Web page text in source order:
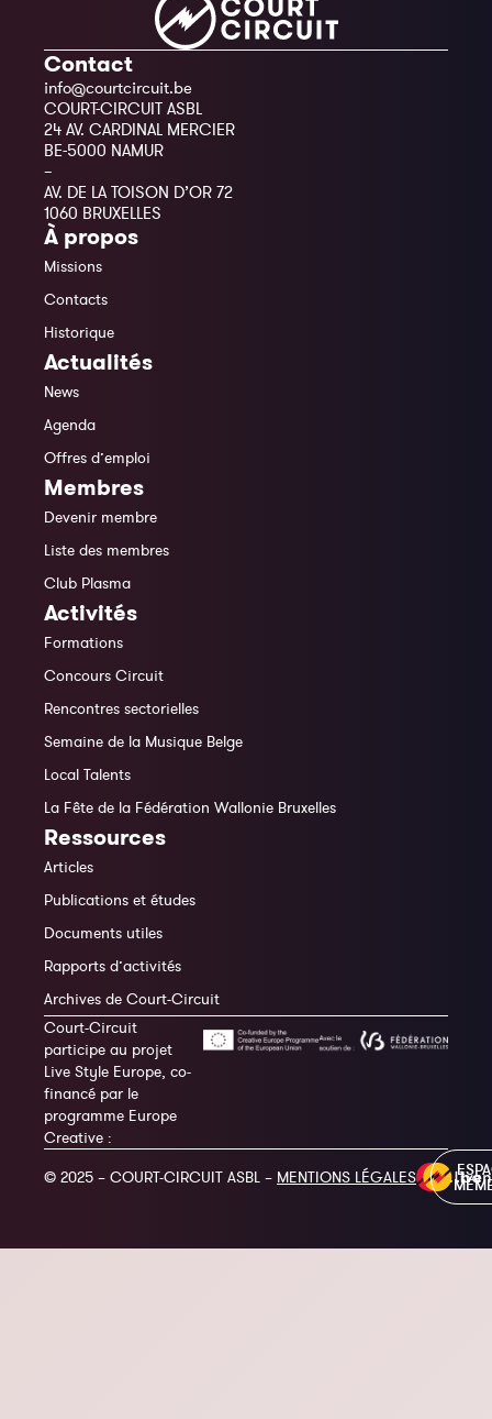
Contact
info@courtcircuit.be
COURT-CIRCUIT ASBL
24 AV. CARDINAL MERCIER
BE-5000 NAMUR
–
AV. DE LA TOISON D’OR 72
1060 BRUXELLES
À propos
Missions
Contacts
Historique
Actualités
News
Agenda
Offres d’emploi
Membres
Devenir membre
Liste des membres
Club Plasma
Activités
Formations
Concours Circuit
Rencontres sectorielles
Semaine de la Musique Belge
Local Talents
La Fête de la Fédération Wallonie Bruxelles
Ressources
Articles
Publications et études
Documents utiles
Rapports d’activités
Archives de Court-Circuit
Court-Circuit
participe au projet
Live Style Europe, co-
financé par le
programme Europe
Creative :
© 2025 – COURT-CIRCUIT ASBL – MENTIONS LÉGALES